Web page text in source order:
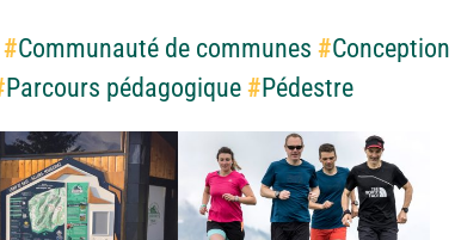
#Communauté de communes #Conception
Parcours pédagogique #Pédestre